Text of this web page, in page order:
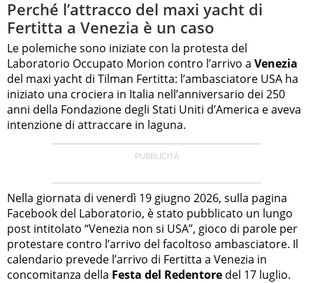
Perché l’attracco del maxi yacht di
Fertitta a Venezia è un caso
Le polemiche sono iniziate con la protesta del
Laboratorio Occupato Morion contro l’arrivo a Venezia
del maxi yacht di Tilman Fertitta: l’ambasciatore USA ha
iniziato una crociera in Italia nell’anniversario dei 250
anni della Fondazione degli Stati Uniti d’America e aveva
intenzione di attraccare in laguna.
Nella giornata di venerdì 19 giugno 2026, sulla pagina
Facebook del Laboratorio, è stato pubblicato un lungo
post intitolato “Venezia non si USA”, gioco di parole per
protestare contro l’arrivo del facoltoso ambasciatore. Il
calendario prevede l’arrivo di Fertitta a Venezia in
concomitanza della Festa del Redentore del 17 luglio.